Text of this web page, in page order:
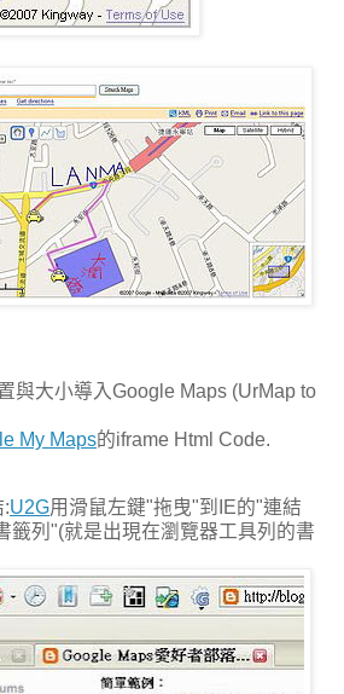
與大小導入Google Maps (UrMap to
My Maps的iframe Html Code.
:U2G用滑鼠左鍵"拖曳"到IE的"連結
籤列"(就是出現在瀏覽器工具列的書